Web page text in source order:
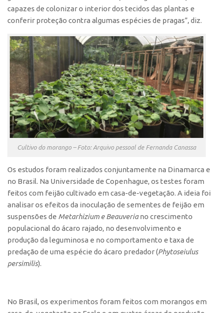
PIPE/FAPESP
SPRINT
Exceções
Programas
Conexão USP
Conexão Inter-USP
Banco de Patentes
Patentes em Destaque
Inteligência Competitiva
Showroom de Tecnologias
Empreendedorismo
Bolsas
Bolsa Empreendedorismo
Bolsa Startup USP
Prêmio USP de Empreendedorismo
Entidades
EMBRAPIIs
capazes de colonizar o interior dos tecidos das plantas e
conferir proteção contra algumas espécies de pragas”, diz.
Cultivo do morango – Foto: Arquivo pessoal de Fernanda Canassa
Os estudos foram realizados conjuntamente na Dinamarca e
no Brasil. Na Universidade de Copenhague, os testes foram
feitos com feijão cultivado em casa-de-vegetação. A ideia foi
analisar os efeitos da inoculação de sementes de feijão em
suspensões de Metarhizium e Beauveriano crescimento
populacional do ácaro rajado, no desenvolvimento e
produção da leguminosa e no comportamento e taxa de
predação de uma espécie do ácaro predador (Phytoseiulus
persimilis).
No Brasil, os experimentos foram feitos com morangos em